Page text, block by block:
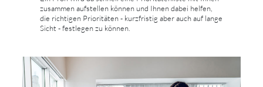
zusammen aufstellen können und Ihnen dabei helfen,
die richtigen Prioritäten - kurzfristig aber auch auf lange
Sicht - festlegen zu können.